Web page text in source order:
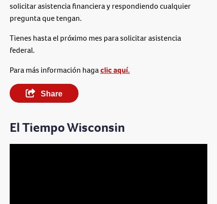
solicitar asistencia financiera y respondiendo cualquier
pregunta que tengan.
Tienes hasta el próximo mes para solicitar asistencia
federal.
Para más información hagaclic aquí.
Share
El Tiempo Wisconsin